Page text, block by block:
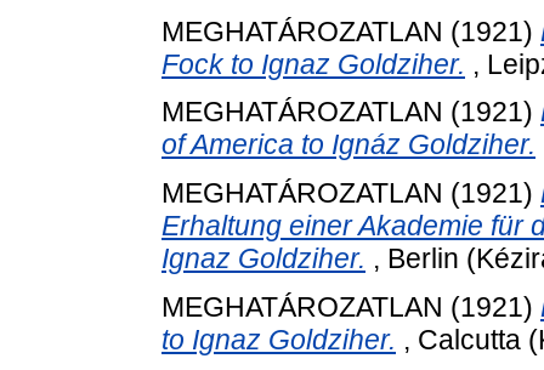
MEGHATÁROZATLAN (1921)
Fock to Ignaz Goldziher. ,
MEGHATÁROZATLAN (1921)
of America to Ignáz Goldziher.
MEGHATÁROZATLAN (1921)
Erhaltung einer Akademie für
Ignaz Goldziher. , Berlin
MEGHATÁROZATLAN (1921)
to Ignaz Goldziher. , Calcutta